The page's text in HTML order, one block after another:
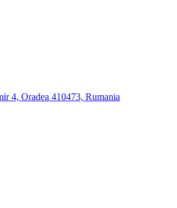
4, Oradea 410473, Rumania